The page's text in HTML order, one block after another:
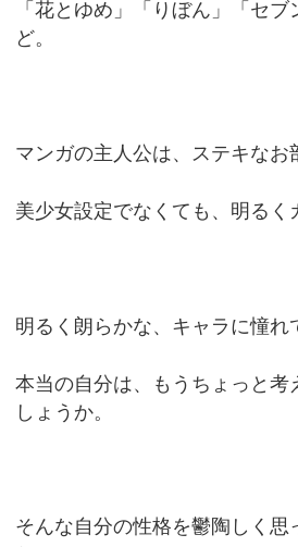
「花とゆめ」「りぼん」「セ
ど。
マンガの主人公は、ステキなお
美少女設定でなくても、明るく
明るく朗らかな、キャラに憧れ
本当の自分は、もうちょっと考
しょうか。
そんな自分の性格を鬱陶しく思